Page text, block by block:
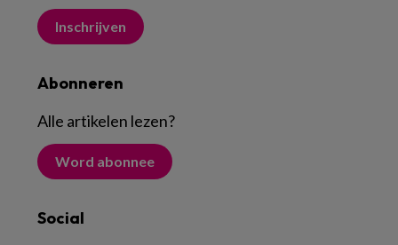
Inschrijven
Abonneren
Alle artikelen lezen?
Word abonnee
Social